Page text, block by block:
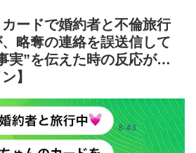
ードで婚約者と不倫旅行
略奪の連絡を誤送信して
実”を伝えた時の反応が…
】